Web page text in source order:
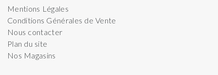
Mentions Légales
Conditions Générales de Vente
Nous contacter
Plan du site
Nos Magasins